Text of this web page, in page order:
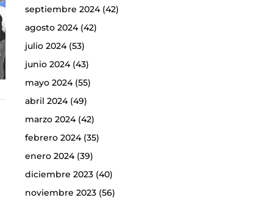
septiembre 2024(42)
agosto 2024(42)
julio 2024(53)
junio 2024(43)
mayo 2024(55)
abril 2024(49)
marzo 2024(42)
febrero 2024(35)
enero 2024(39)
diciembre 2023(40)
noviembre 2023(56)